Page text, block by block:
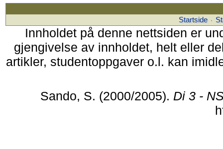
Startside ·
Innholdet på denne nettsiden er
gjengivelse av innholdet, helt eller
artikler, studentoppgaver o.l. kan
Sando, S. (2000/2005). Di 3 -